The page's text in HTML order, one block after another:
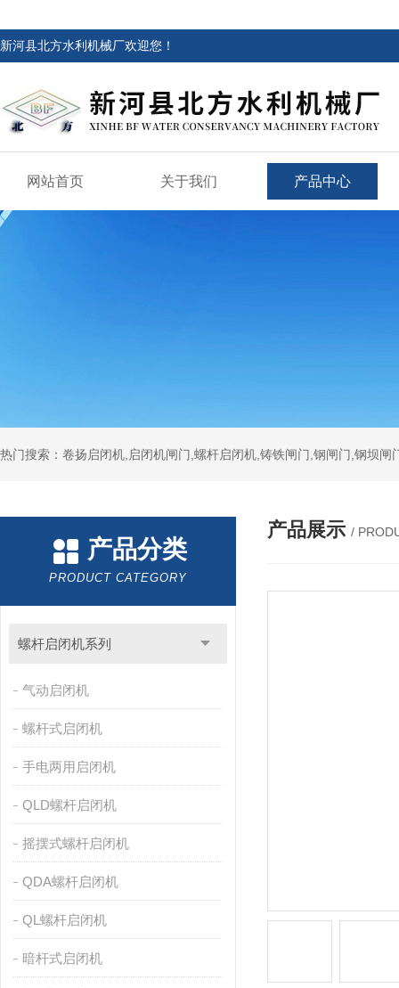
新河县北方水利机械厂欢迎您！
网站首页 关于我们 产品中心
热门搜索：卷扬启闭机,启闭机闸门,螺杆启闭机,铸铁闸门,钢闸门,钢坝
产品分类
PRODUCT CATEGORY
螺杆启闭机系列
气动启闭机
螺杆式启闭机
手电两用启闭机
QLD螺杆启闭机
摇摆式螺杆启闭机
QDA螺杆启闭机
QL螺杆启闭机
暗杆式启闭机
产品展示 /